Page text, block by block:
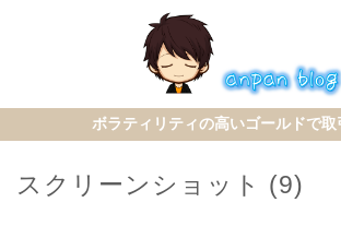
ボラティリティの高いゴールドで取
スクリーンショット (9)